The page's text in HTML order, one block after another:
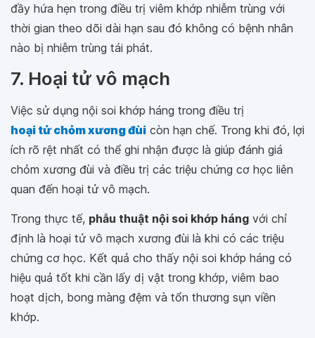
đầy hứa hẹn trong điều trị viêm khớp nhiễm trùng với
thời gian theo dõi dài hạn sau đó không có bệnh nhân
nào bị nhiễm trùng tái phát.
7. Hoại tử vô mạch
Việc sử dụng nội soi khớp háng trong điều trị
hoại tử chỏm xương đùi còn hạn chế. Trong khi đó, lợi
ích rõ rệt nhất có thể ghi nhận được là giúp đánh giá
chỏm xương đùi và điều trị các triệu chứng cơ học liên
quan đến hoại tử vô mạch.
Trong thực tế, phẫu thuật nội soi khớp háng với chỉ
định là hoại tử vô mạch xương đùi là khi có các triệu
chứng cơ học. Kết quả cho thấy nội soi khớp háng có
hiệu quả tốt khi cần lấy dị vật trong khớp, viêm bao
hoạt dịch, bong màng đệm và tổn thương sụn viền
khớp.